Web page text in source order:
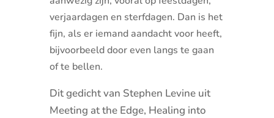
verjaardagen en sterfdagen. Dan is het
fijn, als er iemand aandacht voor heeft,
bijvoorbeeld door even langs te gaan
of te bellen.
Dit gedicht van Stephen Levine uit
Meeting at the Edge, Healing into